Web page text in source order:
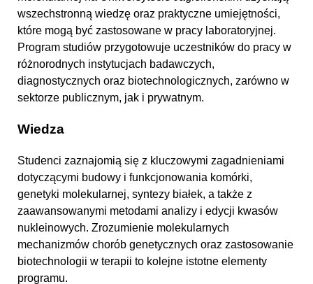
wszechstronną wiedzę oraz praktyczne umiejętności,
które mogą być zastosowane w pracy laboratoryjnej.
Program studiów przygotowuje uczestników do pracy w
różnorodnych instytucjach badawczych,
diagnostycznych oraz biotechnologicznych, zarówno w
sektorze publicznym, jak i prywatnym.
Wiedza
Studenci zaznajomią się z kluczowymi zagadnieniami
dotyczącymi budowy i funkcjonowania komórki,
genetyki molekularnej, syntezy białek, a także z
zaawansowanymi metodami analizy i edycji kwasów
nukleinowych. Zrozumienie molekularnych
mechanizmów chorób genetycznych oraz zastosowanie
biotechnologii w terapii to kolejne istotne elementy
programu.